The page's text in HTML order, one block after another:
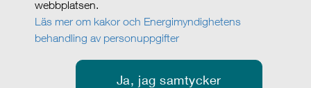
webbplatsen.
Läs mer om kakor och Energimyndighetens
behandling av personuppgifter
Ja, jag samtycker